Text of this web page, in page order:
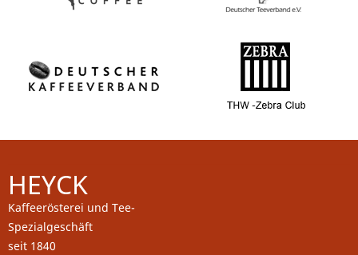
HEYCK
Kaffeerösterei und Tee-
Spezialgeschäft
seit 1840